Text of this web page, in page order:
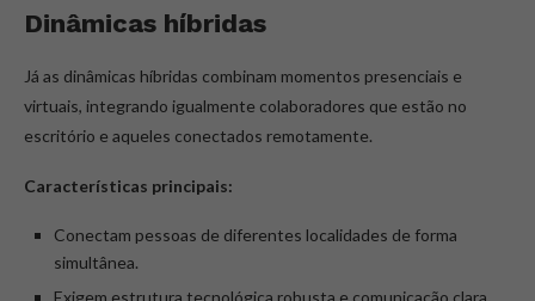
Dinâmicas híbridas
Já as dinâmicas híbridas combinam momentos presenciais e
virtuais, integrando igualmente colaboradores que estão no
escritório e aqueles conectados remotamente.
Características principais:
Conectam pessoas de diferentes localidades de forma
simultânea.